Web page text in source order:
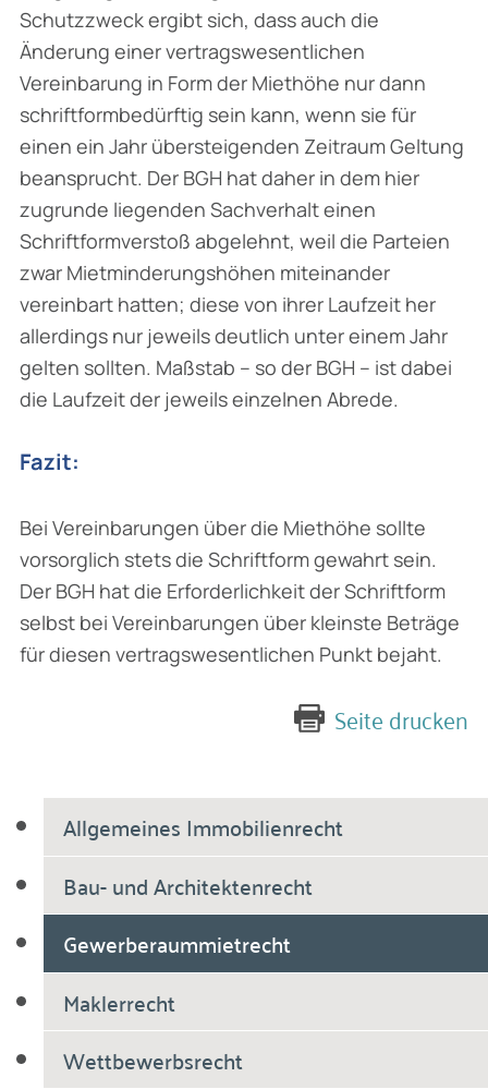
Allgemeines Immobilienrecht
Bau- und Architektenrecht
Gewerberaummietrecht
Maklerrecht
Wettbewerbsrecht
Schutz­zweck ergibt sich, dass auch die
Änderung einer vertragswesentlichen
Vereinbarung in Form der Miethöhe nur dann
schriftformbedürftig sein kann, wenn sie für
einen ein Jahr über­steigenden Zeitraum Geltung
beansprucht. Der BGH hat daher in dem hier
zugrunde liegenden Sachverhalt einen
Schriftformverstoß abgelehnt, weil die Parteien
zwar Mietminderungshöhen miteinander
vereinbart hatten; diese von ihrer Laufzeit her
allerdings nur jeweils deutlich unter einem Jahr
gelten sollten. Maßstab – so der BGH – ist dabei
die Laufzeit der jeweils einzelnen Abrede.
Fazit:
Bei Vereinbarungen über die Miethöhe sollte
vorsorglich stets die Schriftform gewahrt sein.
Der BGH hat die Erforderlichkeit der Schriftform
selbst bei Vereinbarungen über kleinste Beträge
für diesen vertragswesentlichen Punkt bejaht.
Seite drucken